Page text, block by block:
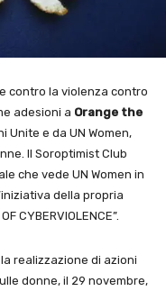
contro la violenza contro
adesioni a Orange the
Unite e da UN Women,
Il Soroptimist Club
che vede UN Women in
della propria
CYBERVIOLENCE”.
realizzazione di azioni
donne, il 29 novembre,